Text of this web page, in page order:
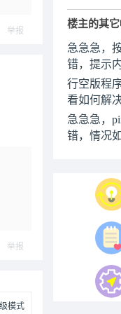
举报
举报
模式
楼主的其
急急急，
错，提示
行空版程
看如何解
急急急，
错，情况